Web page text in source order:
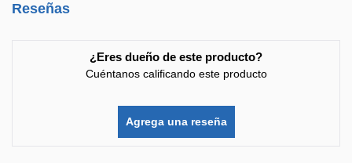
Reseñas
¿Eres dueño de este producto?
Cuéntanos calificando este producto
Agrega una reseña